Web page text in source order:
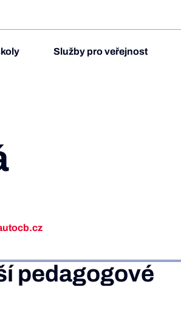
Služby pro veřejnost
pedagogové